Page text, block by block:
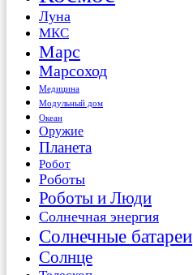
Луна
МКС
Марс
Марсоход
Медицина
Модульный дом
Океан
Оружие
Планета
Робот
Роботы
Роботы и Люди
Солнечная энергия
Солнечные батареи
Солнце